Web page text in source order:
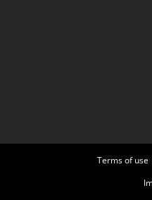
Terms of use